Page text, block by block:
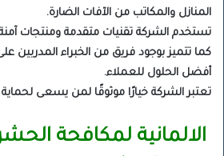
المنازل والمكاتب من الآفات الضارة.
تستخدم الشركة تقنيات متقدمة ومنتجات
كما تتميز بوجود فريق من الخبراء المدربين
أفضل الحلول للعملاء.
تعتبر الشركة خيارًا موثوقًا لمن يسعى
الالمانية لمكافحة